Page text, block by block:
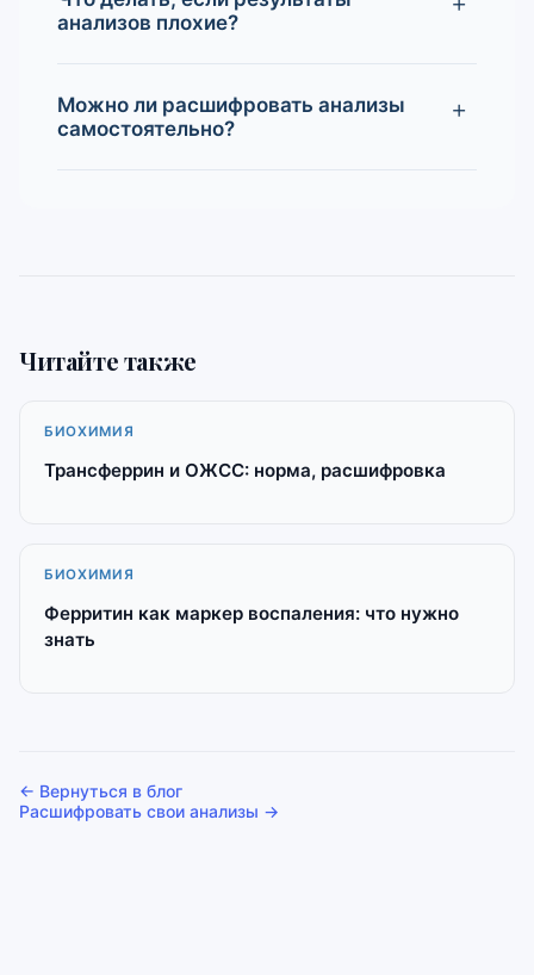
анализов плохие?
Можно ли расшифровать анализы
самостоятельно?
Читайте также
БИОХИМИЯ
Трансферрин и ОЖСС: норма, расшифровка
БИОХИМИЯ
Ферритин как маркер воспаления: что нужно
знать
← Вернуться в блог
Расшифровать свои анализы →